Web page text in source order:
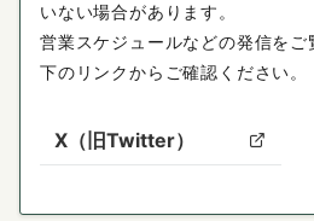
いない場合があります。
営業スケジュールなどの発信をご
下のリンクからご確認ください。
X（旧Twitter）